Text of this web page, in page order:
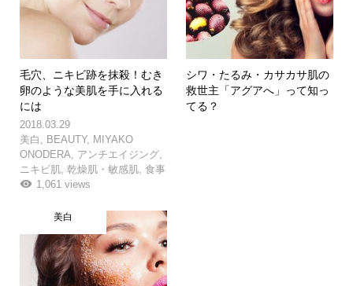
毛穴、ニキビ跡を抹殺！むき
卵のような美肌を手に入れる
には
2018.03.29
美白 , BEAUTY, MIYAKO
ONODERA, アンチエイジング,
ニキビ肌, 乾燥肌・敏感肌, 食事
1,061 views
シワ・たるみ・カサカサ肌の
救世主「アグアへ」って知っ
てる？
美白